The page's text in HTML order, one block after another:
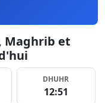
Maghrib et
DHUHR
12:51